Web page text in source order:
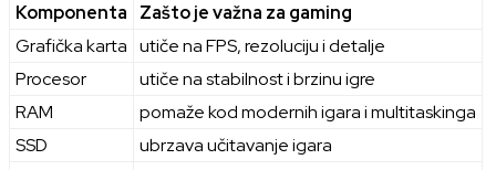
Komponenta
Zašto je važna za gaming
Grafička karta utiče na FPS, rezoluciju i detalje
Procesor
utiče na stabilnost i brzinu igre
RAM
pomaže kod modernih igara i multitaskinga
SSD
ubrzava učitavanje igara